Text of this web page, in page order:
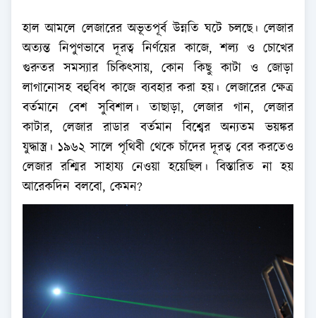
হাল আমলে লেজারের অভূতপূর্ব উন্নতি ঘটে চলছে। লেজার
অত্যন্ত নিপুণভাবে দূরত্ব নির্ণয়ের কাজে, শল্য ও চোখের
গুরুতর সমস্যার চিকিৎসায়, কোন কিছু কাটা ও জোড়া
লাগানোসহ বহুবিধ কাজে ব্যবহার করা হয়। লেজারের ক্ষেত্র
বর্তমানে বেশ সুবিশাল। তাছাড়া, লেজার গান, লেজার
কাটার, লেজার রাডার বর্তমান বিশ্বের অন্যতম ভয়ঙ্কর
যুদ্ধাস্ত্র। ১৯৬২ সালে পৃথিবী থেকে চাঁদের দূরত্ব বের করতেও
লেজার রশ্মির সাহায্য নেওয়া হয়েছিল। বিস্তারিত না হয়
আরেকদিন বলবো, কেমন?